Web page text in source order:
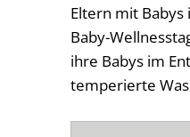
Eltern mit
Baby-
ihre Babys im
temperierte